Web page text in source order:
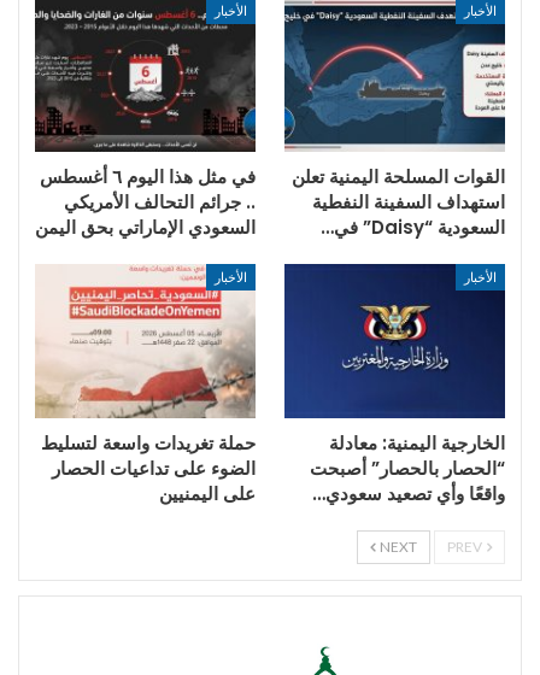
الأخبار
القوات المسلحة اليمنية تعلن
استهداف السفينة النفطية
السعودية “Daisy” في…
الأخبار
في مثل هذا اليوم ٦ أغسطس
.. جرائم التحالف الأمريكي
السعودي الإماراتي بحق اليمن
الأخبار
الخارجية اليمنية: معادلة
“الحصار بالحصار” أصبحت
واقعًا وأي تصعيد سعودي…
الأخبار
حملة تغريدات واسعة لتسليط
الضوء على تداعيات الحصار
على اليمنيين
NEXT